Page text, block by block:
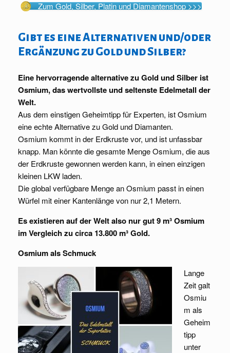
Zum Gold, Silber, Platin und Diamantenshop >>>
Gibt es eine Alternativen und/oder
Ergänzung zu Gold und Silber?
Eine hervorragende alternative zu Gold und Silber ist
Osmium, das wertvollste und seltenste Edelmetall der
Welt.
Aus dem einstigen Geheimtipp für Experten, ist Osmium
eine echte Alternative zu Gold und Diamanten.
Osmium kommt in der Erdkruste vor, und ist unfassbar
knapp. Man könnte die gesamte Menge Osmium, die aus
der Erdkruste gewonnen werden kann, in einen einzigen
kleinen LKW laden.
Die global verfügbare Menge an Osmium passt in einen
Würfel mit einer Kantenlänge von nur 2,1 Metern.
Es existieren auf der Welt also nur gut 9 m³ Osmium
im Vergleich zu circa 13.800 m³ Gold.
Osmium als Schmuck
Lange
Zeit galt
Osmiu
m als
Geheim
tipp
unter